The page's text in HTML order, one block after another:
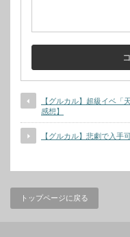
【グルカル】超級イベ「
感想】
【グルカル】悲劇で入手
トップページに戻る